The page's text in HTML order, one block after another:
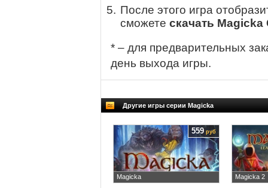
После этого игра
сможете скачать
* – для предварительных
день выхода игры.
Другие игры серии Magicka
Magicka
559 руб
Magicka 2